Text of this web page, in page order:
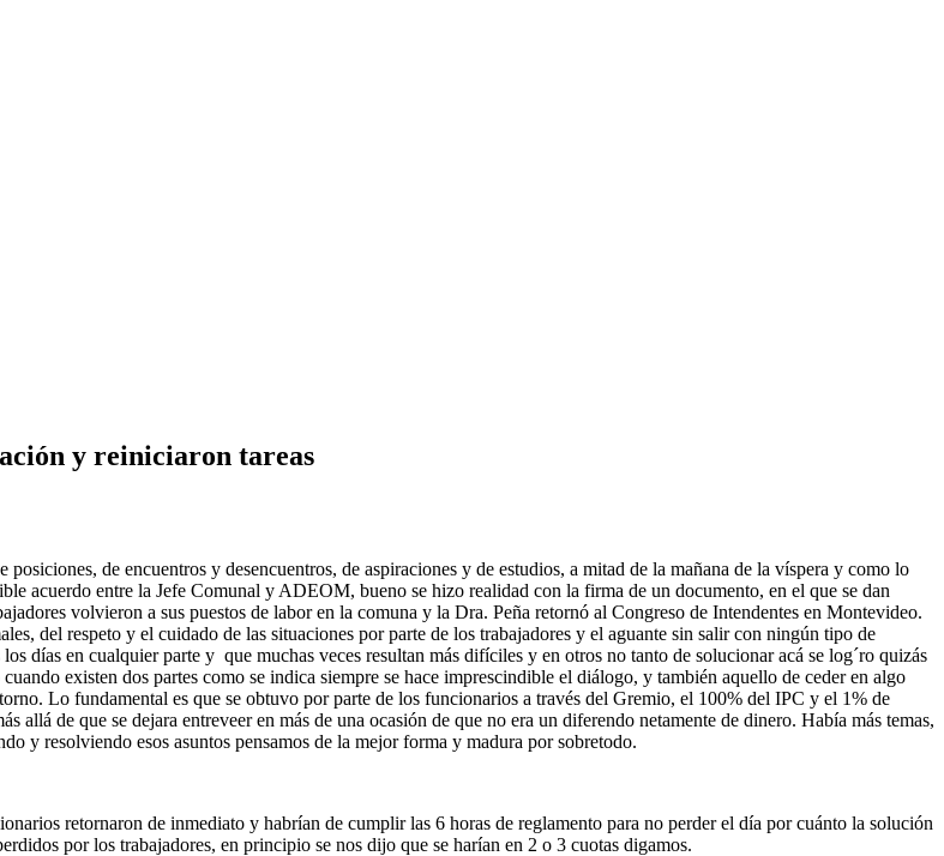
y reiniciaron tareas
de encuentros y desencuentros, de aspiraciones y de estudios, a mitad de la mañana de la víspera y como lo
acuerdo entre la Jefe Comunal y ADEOM, bueno se hizo realidad con la firma de un documento, en el que se dan
volvieron a sus puestos de labor en la comuna y la Dra. Peña retornó al Congreso de Intendentes en Montevideo.
del respeto y el cuidado de las situaciones por parte de los trabajadores y el aguante sin salir con ningún tipo de
días en cualquier parte y que muchas veces resultan más difíciles y en otros no tanto de solucionar acá se log´ro quizás
existen dos partes como se indica siempre se hace imprescindible el diálogo, y también aquello de ceder en algo
Lo fundamental es que se obtuvo por parte de los funcionarios a través del Gremio, el 100% del IPC y el 1% de
allá de que se dejara entreveer en más de una ocasión de que no era un diferendo netamente de dinero. Había más temas,
y resolviendo esos asuntos pensamos de la mejor forma y madura por sobretodo.
retornaron de inmediato y habrían de cumplir las 6 horas de reglamento para no perder el día por cuánto la solución
por los trabajadores, en principio se nos dijo que se harían en 2 o 3 cuotas digamos.